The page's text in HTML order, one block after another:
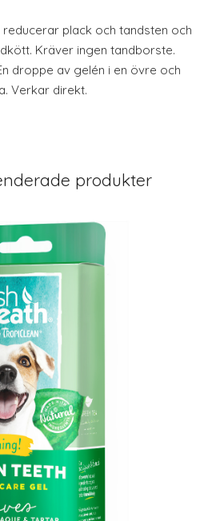
plack och tandsten och
Kräver ingen tandborste.
droppe av gelén i en övre och
Verkar direkt.
produkter